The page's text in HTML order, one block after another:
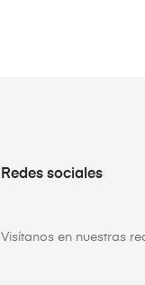
Redes sociales
Visítanos en nuestras